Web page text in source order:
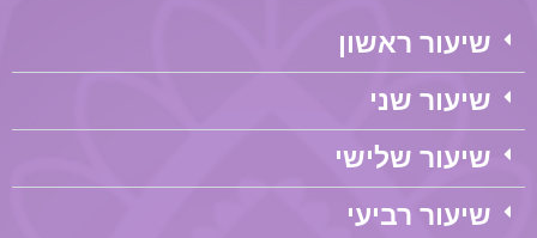
שיעור ראשון
שיעור שני
שיעור שלישי
שיעור רביעי